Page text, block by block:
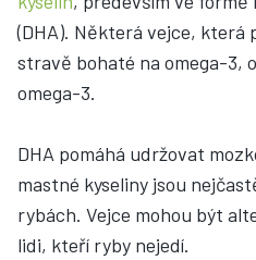
(DHA). Některá vejce, která
stravě bohaté na omega-3,
omega-3.
DHA pomáhá udržovat
mastné kyseliny jsou
rybách. Vejce mohou být
lidi, kteří ryby nejedí.